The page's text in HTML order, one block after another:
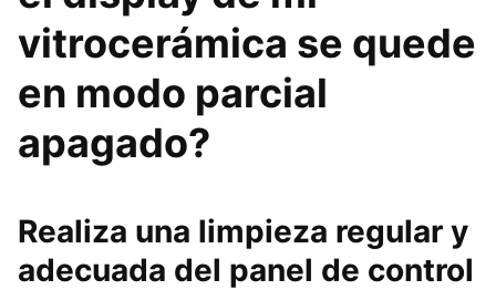
vitrocerámica se quede
en modo parcial
apagado?
Realiza una limpieza regular y
adecuada del panel de control